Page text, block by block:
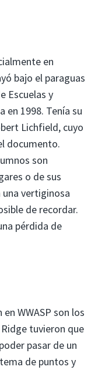
en
bajo el paraguas
Escuelas y
en 1998. Tenía su
Lichfield, cuyo
documento.
son
o de sus
una vertiginosa
de recordar.
pérdida de
WWASP son los
tuvieron que
pasar de un
de puntos y